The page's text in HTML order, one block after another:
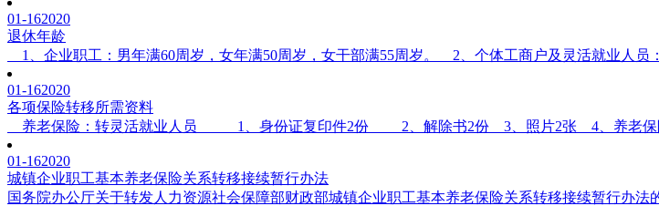
01-162020
退休年龄
1、企业职工：男年满60周岁，女年满50周岁，女干部满55周岁。 2、个体工商户及灵活就业人员
01-162020
各项保险转移所需资料
养老保险：转灵活就业人员 1、身份证复印件2份 2、解除书2份 3、照片2张 4、养老保险
01-162020
城镇企业职工基本养老保险关系转移接续暂行办法
国务院办公厅关于转发人力资源社会保障部财政部城镇企业职工基本养老保险关系转移接续暂行办